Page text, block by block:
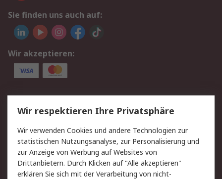
Sie finden uns auch auf:
Wir akzeptieren:
Service
Value Added Services
Lieferlösungen
Rücksendungen
Kontakt
Hilfe
Privatkunden
Rechtliches
Wir respektieren Ihre Privatsphäre
Wir verwenden Cookies und andere Technologien zur
statistischen Nutzungsanalyse, zur Personalisierung und
zur Anzeige von Werbung auf Websites von
Drittanbietern. Durch Klicken auf "Alle akzeptieren"
erklären Sie sich mit der Verarbeitung von nicht-